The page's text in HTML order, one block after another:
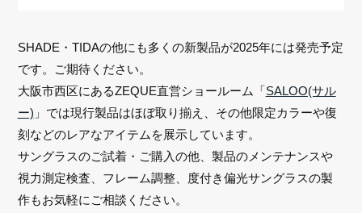
SHADE・TIDAの他にも多くの新製品が2025年には発売予定
です。ご期待ください。
大阪市西区にあるZEQUE直営ショールーム「SALOO(サル
ー) 」では現行製品はほぼ取り揃え、その他限定カラーや復
刻などのレアなアイテムを展示しています。
サングラスのご試着・ご購入の他、製品のメンテナンスや
視力測定検査、フレーム調整、度付き偏光サングラスの製
作もお気軽にご相談ください。